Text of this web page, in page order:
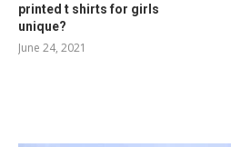
printed t shirts for girls
unique?
June 24, 2021